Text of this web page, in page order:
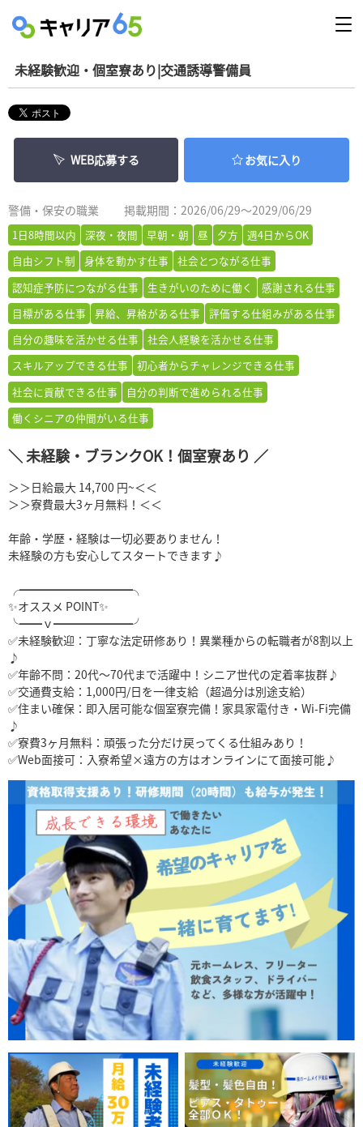
未経験歓迎・個室寮あり|交通誘導警備員
WEB応募する お気に入り
警備・保安の職業 掲載期間：2026/06/29～2029/06/29
1日8時間以内 深夜・夜間 早朝・朝 昼 夕方
週4日からOK
自由シフト制
身体を動かす仕事
社会とつながる仕事
認知症予防につながる仕事
生きがいのために働く
感謝される仕事
目標がある仕事
昇給、昇格がある仕事
評価する仕組みがある仕事
自分の趣味を活かせる仕事
社会人経験を活かせる仕事
スキルアップできる仕事
初心者からチャレンジできる仕事
社会に貢献できる仕事
自分の判断で進められる仕事
働くシニアの仲間がいる仕事
＼ 未経験・ブランクOK！個室寮あり ／
＞＞日給最大 14,700 円~＜＜
＞＞寮費最大3ヶ月無料！＜＜
年齢・学歴・経験は一切必要ありません！
未経験の方も安心してスタートできます♪
╭━━━━━━━━━━╮
✨オススメ POINT✨
╰━━ｖ━━━━━━━╯
✅未経験歓迎：丁寧な法定研修あり！異業種からの転職者が8割以上
♪
✅年齢不問：20代〜70代まで活躍中！シニア世代の定着率抜群♪
✅交通費支給：1,000円/日を一律支給（超過分は別途支給）
✅住まい確保：即入居可能な個室寮完備！家具家電付き・Wi-Fi完備
♪
✅寮費3ヶ月無料：頑張った分だけ戻ってくる仕組みあり！
✅Web面接可：入寮希望×遠方の方はオンラインにて面接可能♪